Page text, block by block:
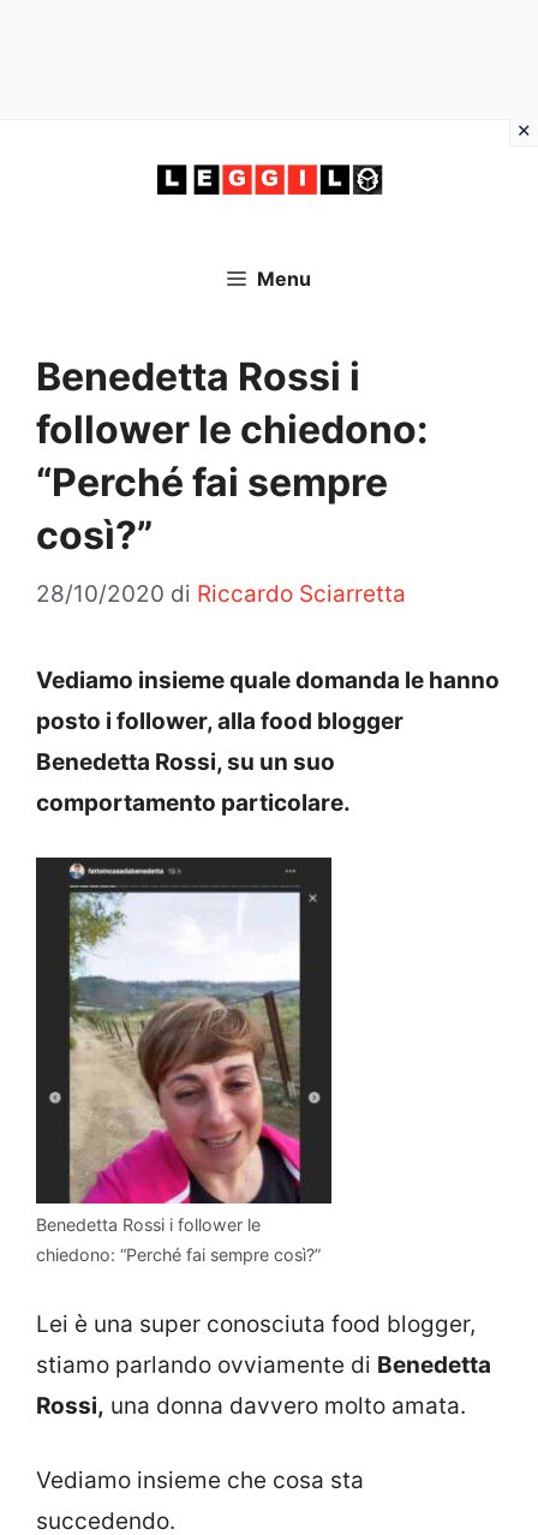
Menu
Benedetta Rossi i
follower le chiedono:
“Perché fai sempre
così?”
28/10/2020 di Riccardo Sciarretta
Vediamo insieme quale domanda le hanno
posto i follower, alla food blogger
Benedetta Rossi, su un suo
comportamento particolare.
Benedetta Rossi i follower le
chiedono: “Perché fai sempre così?”
Lei è una super conosciuta food blogger,
stiamo parlando ovviamente di Benedetta
Rossi, una donna davvero molto amata.
Vediamo insieme che cosa sta
succedendo.